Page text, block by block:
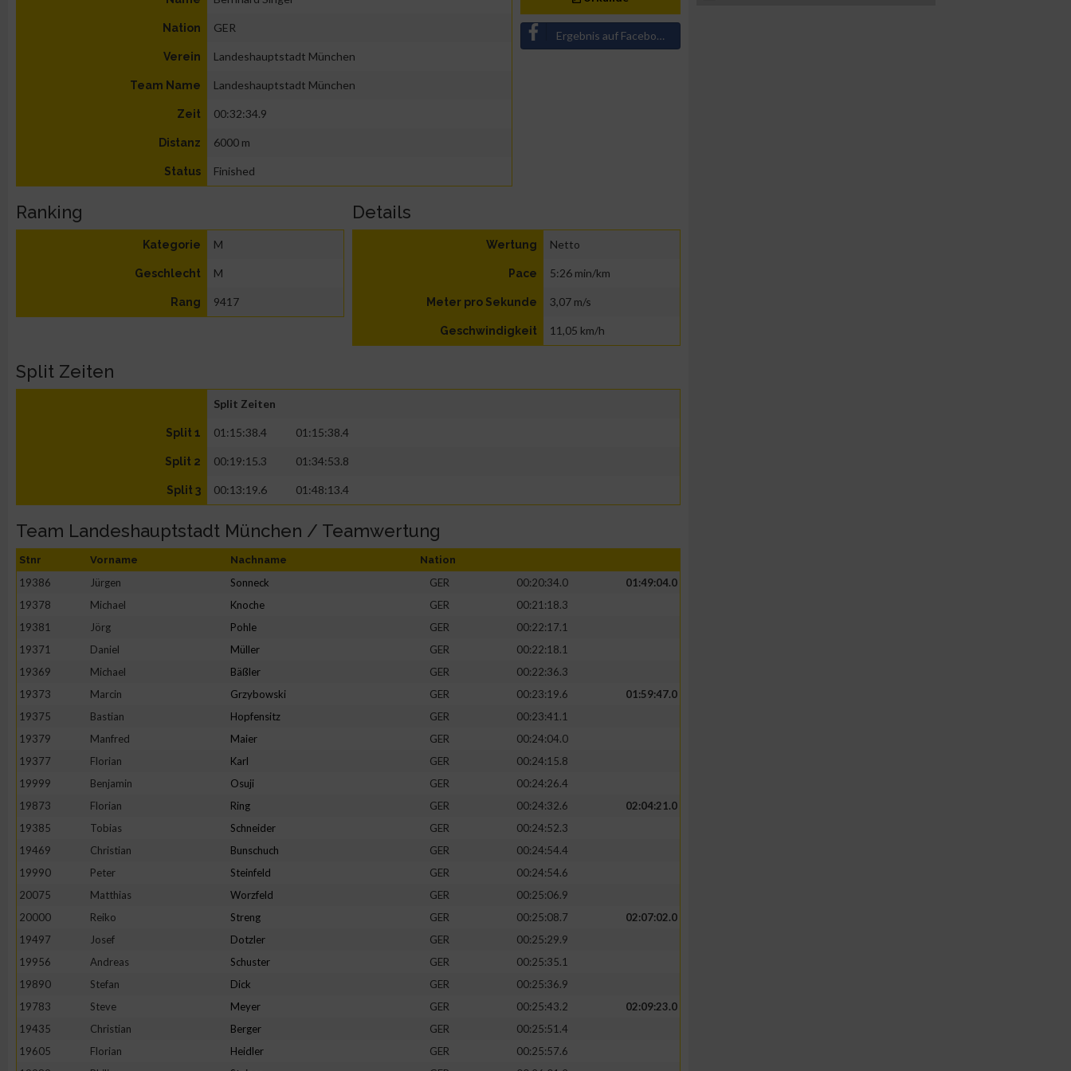
Nation GER
Verein Landeshauptstadt München
Team Name Landeshauptstadt München
Zeit 00:32:34.9
Distanz 6000 m
Status Finished
Ergebnis auf Facebook teilen
Ranking
Kategorie M
Geschlecht M
Rang 9417
Details
Wertung Netto
Pace 5:26 min/km
Meter pro Sekunde 3,07 m/s
Geschwindigkeit 11,05 km/h
Split Zeiten
Split Zeiten
Split 1 01:15:38.4 01:15:38.4
Split 2 00:19:15.3 01:34:53.8
Split 3 00:13:19.6 01:48:13.4
Team Landeshauptstadt München / Teamwertung
Stnr Vorname Nachname Nation
19386 Jürgen Sonneck GER 00:20:34.0
01:49:04.0
19378
Michael Knoche GER
00:21:18.3
19381
Jörg Pohle GER
00:22:17.1
19371
Daniel Müller GER
00:22:18.1
19369
Michael Bäßler GER
00:22:36.3
19373
Marcin Grzybowski GER 00:23:19.6
01:59:47.0
19375
Bastian Hopfensitz GER
00:23:41.1
19379
Manfred Maier GER
00:24:04.0
19377
Florian Karl GER
00:24:15.8
19999
Benjamin Osuji GER
00:24:26.4
19873
Florian Ring GER 00:24:32.6
02:04:21.0
19385
Tobias Schneider GER
00:24:52.3
19469
Christian Bunschuch GER
00:24:54.4
19990
Peter Steinfeld GER
00:24:54.6
20075
Matthias Worzfeld GER
00:25:06.9
20000
Reiko Streng GER 00:25:08.7
02:07:02.0
19497
Josef Dotzler GER
00:25:29.9
19956
Andreas Schuster GER
00:25:35.1
19890
Stefan Dick GER
00:25:36.9
19783
Steve Meyer GER 00:25:43.2
02:09:23.0
19435
Christian Berger GER
00:25:51.4
19605
Florian Heidler GER
00:25:57.6